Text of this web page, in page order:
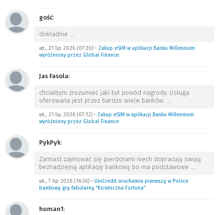
gość:
dokładnie …
wt., 21 lip 2026 (07:30) • Zakup eSIM w aplikacji Banku Millennium
wyróżniony przez Global Finance
Jas Fasola:
chciałbym zrozumieć jaki był powód nagrody. Usługa
oferowana jest przez bardzo wiele banków. …
wt., 21 lip 2026 (07:12) • Zakup eSIM w aplikacji Banku Millennium
wyróżniony przez Global Finance
PykPyk:
Zamiast zajmować się pierdołami niech dopracują swoją
beznadziejną aplikację bankową bo ma podstawowe …
wt., 7 lip 2026 (16:36) • UniCredit uruchamia pierwszą w Polsce
bankową grę fabularną “Kosmiczna Fortuna”
human1: